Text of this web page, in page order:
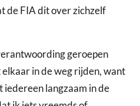
de FIA dit over zichzelf
geroepen
in de weg rijden, want
langzaam in de